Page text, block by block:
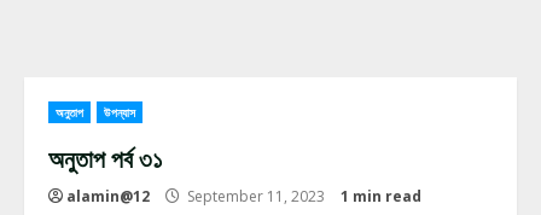
অনুতাপ উপন্যাস
অনুতাপ পর্ব ৩১
alamin@12 September 11, 2023 1 min read